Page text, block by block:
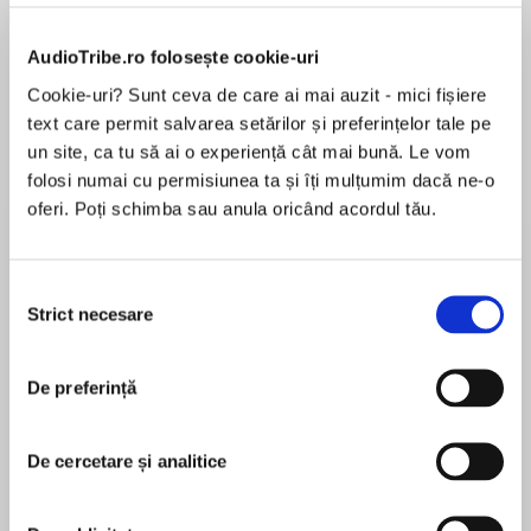
AudioTribe.ro folosește cookie-uri
Cookie-uri? Sunt ceva de care ai mai auzit - mici fișiere
text care permit salvarea setărilor și preferințelor tale pe
un site, ca tu să ai o experiență cât mai bună. Le vom
folosi numai cu permisiunea ta și îți mulțumim dacă ne-o
oferi. Poți schimba sau anula oricând acordul tău.
consimțământului
Strict necesare
De preferință
De cercetare și analitice
Despre carte
AN OBSERVER BOOK OF THE YEAR
‘What was it about complaining that felt so
from a thorough session as if from a spa bath,
În acest moment nu există recenzii
Jeffrey Eugenides